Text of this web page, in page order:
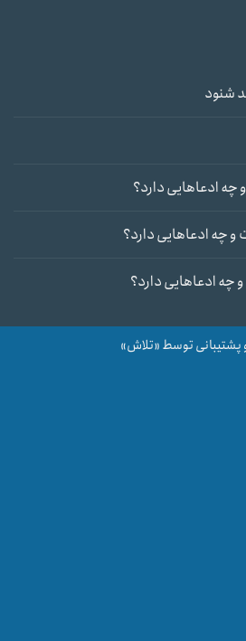
شنود
ادعاهایی دارد؟
چه ادعاهایی دارد؟
چه ادعاهایی دارد؟
پشتیبانی توسط «تلاش»